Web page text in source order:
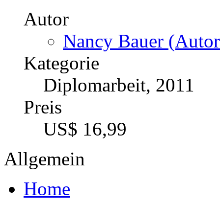
Autor
Nancy Bauer
Kategorie
Diplomarbeit, 2011
Preis
US$ 16,99
Allgemein
Home